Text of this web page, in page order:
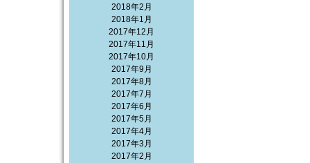
2018年2月
2018年1月
2017年12月
2017年11月
2017年10月
2017年9月
2017年8月
2017年7月
2017年6月
2017年5月
2017年4月
2017年3月
2017年2月